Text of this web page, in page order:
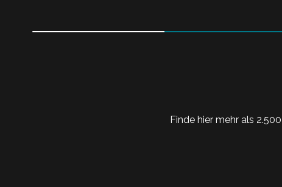
Finde hier mehr als